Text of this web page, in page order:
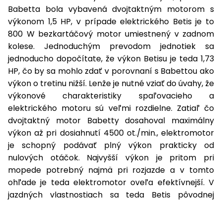
vozíky
Čerpadlá
a
vodárne
Vysokotlakové
umývačky
Zametacie
stroje
Snežné
frézy
Odhŕňače
a lopaty
na sneh
Navijaky
Príslušenstvo
Bagre
Babetta bola vybavená dvojtaktným motorom s
výkonom 1,5 HP, v prípade elektrického Betis je to
800 W bezkartáčový motor umiestnený v zadnom
kolese. Jednoduchým prevodom jednotiek sa
jednoducho dopočítate, že výkon Betisu je teda 1,73
HP, čo by sa mohlo zdať v porovnaní s Babettou ako
výkon o tretinu nižší. Lenže je nutné vziať do úvahy, že
výkonové charakteristiky spaľovacieho a
elektrického motoru sú veľmi rozdielne. Zatiaľ čo
dvojtaktný motor Babetty dosahoval maximálny
výkon až pri dosiahnutí 4500 ot./min., elektromotor
je schopný podávať plný výkon prakticky od
nulových otáčok. Najvyšší výkon je pritom pri
mopede potrebný najmä pri rozjazde a v tomto
ohľade je teda elektromotor oveľa efektívnejší. V
jazdných vlastnostiach sa teda Betis pôvodnej